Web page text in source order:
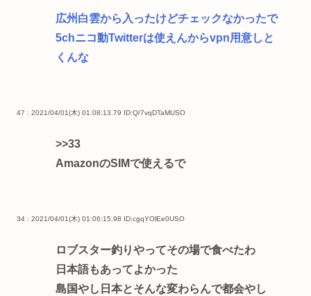
広州白雲から入ったけどチェックなかったで
5chニコ動Twitterは使えんからvpn用意しと
くんな
47 : 2021/04/01(木) 01:08:13.79 ID:Q/7vqDTaMUSO
>>33
AmazonのSIMで使えるで
34 : 2021/04/01(木) 01:06:15.98 ID:cgqYOlEe0USO
ロブスター釣りやってその場で食べたわ
日本語もあってよかった
島国やし日本とそんな変わらんで都会やし